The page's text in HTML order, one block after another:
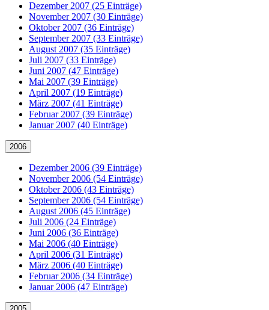
Dezember 2007 (25 Einträge)
November 2007 (30 Einträge)
Oktober 2007 (36 Einträge)
September 2007 (33 Einträge)
August 2007 (35 Einträge)
Juli 2007 (33 Einträge)
Juni 2007 (47 Einträge)
Mai 2007 (39 Einträge)
April 2007 (19 Einträge)
März 2007 (41 Einträge)
Februar 2007 (39 Einträge)
Januar 2007 (40 Einträge)
2006
Dezember 2006 (39 Einträge)
November 2006 (54 Einträge)
Oktober 2006 (43 Einträge)
September 2006 (54 Einträge)
August 2006 (45 Einträge)
Juli 2006 (24 Einträge)
Juni 2006 (36 Einträge)
Mai 2006 (40 Einträge)
April 2006 (31 Einträge)
März 2006 (40 Einträge)
Februar 2006 (34 Einträge)
Januar 2006 (47 Einträge)